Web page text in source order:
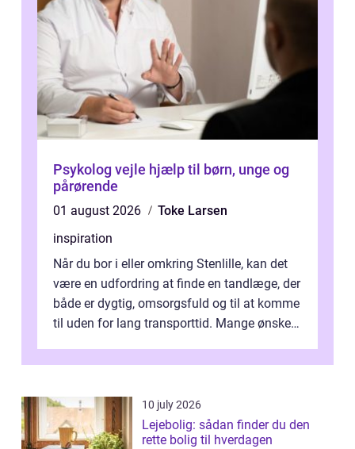
Psykolog vejle hjælp til børn, unge og
pårørende
01 august 2026
Toke Larsen
inspiration
Når du bor i eller omkring Stenlille, kan det
være en udfordring at finde en tandlæge, der
både er dygtig, omsorgsfuld og til at komme
til uden for lang transporttid. Mange ønsker
10 july 2026
Lejebolig: sådan finder du den
rette bolig til hverdagen